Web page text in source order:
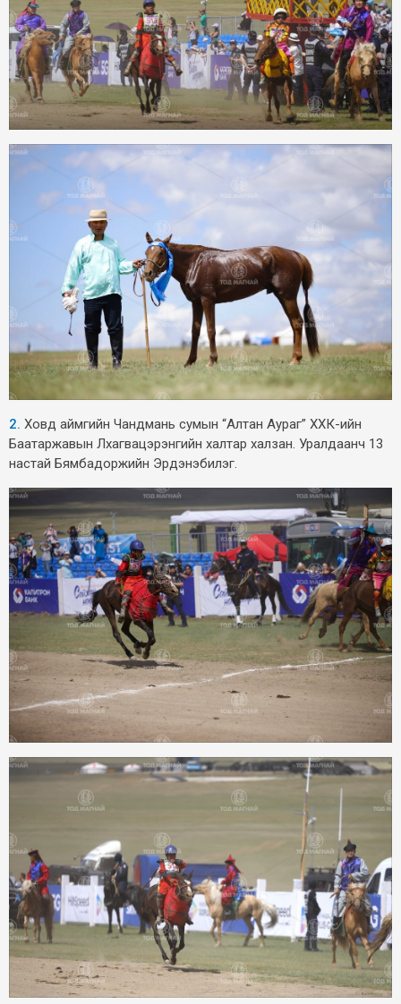
2. Ховд аймгийн Чандмань сумын “Алтан Аураг” ХХК-ийн
Баатаржавын Лхагвацэрэнгийн халтар халзан. Уралдаанч 13
настай Бямбадоржийн Эрдэнэбилэг.